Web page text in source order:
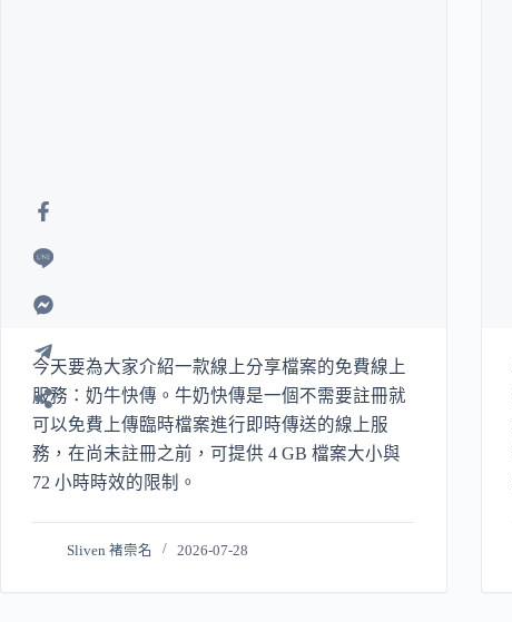
今天要為大家介紹一款線上分享檔案的免費線上
服務：奶牛快傳。牛奶快傳是一個不需要註冊就
可以免費上傳臨時檔案進行即時傳送的線上服
務，在尚未註冊之前，可提供 4 GB 檔案大小與
72 小時時效的限制。
Sliven 褚崇名 2026-07-28